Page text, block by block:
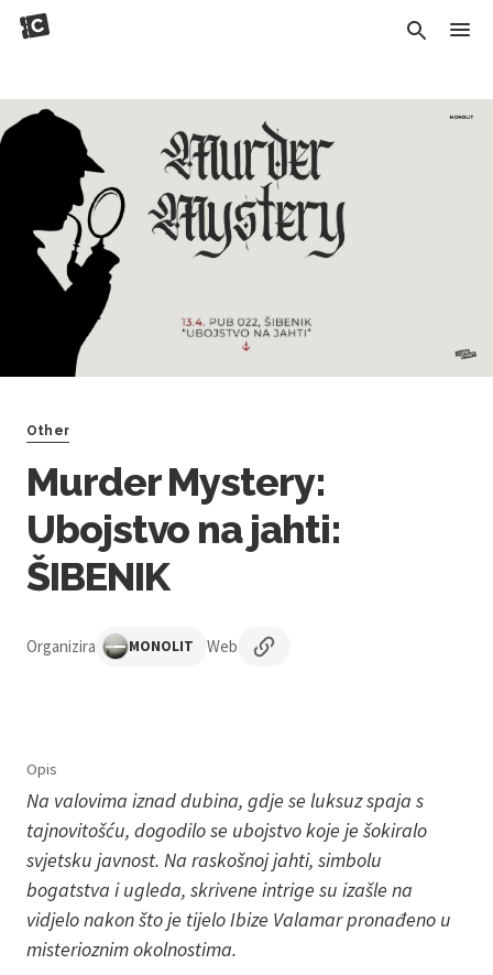
Other
Murder Mystery:
Ubojstvo na jahti:
ŠIBENIK
Organizira MONOLIT Web
Opis
Na valovima iznad dubina, gdje se luksuz spaja s
tajnovitošću, dogodilo se ubojstvo koje je šokiralo
svjetsku javnost. Na raskošnoj jahti, simbolu
bogatstva i ugleda, skrivene intrige su izašle na
vidjelo nakon što je tijelo Ibize Valamar pronađeno u
misterioznim okolnostima.